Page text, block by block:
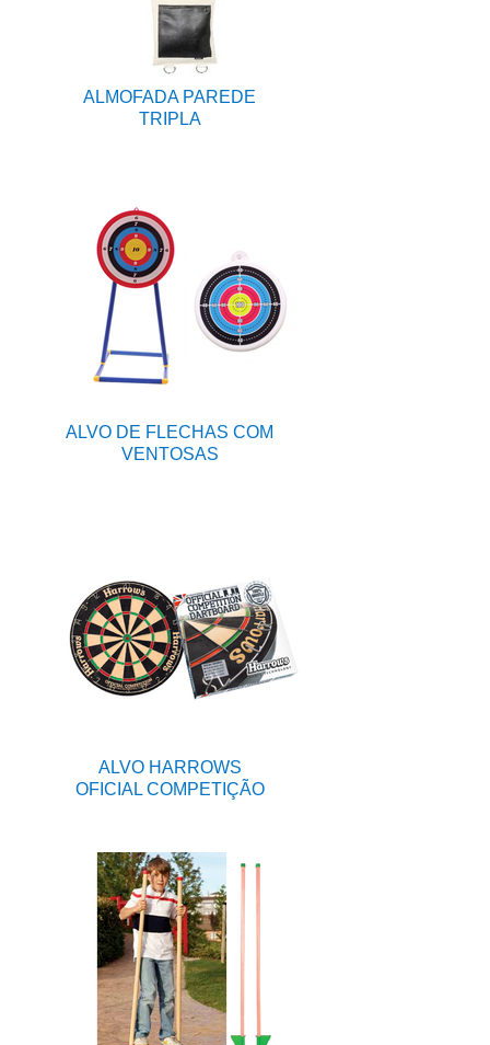
ALMOFADA PAREDE
TRIPLA
ALVO DE FLECHAS COM
VENTOSAS
ALVO HARROWS
OFICIAL COMPETIÇÃO